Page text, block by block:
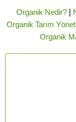
Organik Nedir?|
Organik Tarım
Organik